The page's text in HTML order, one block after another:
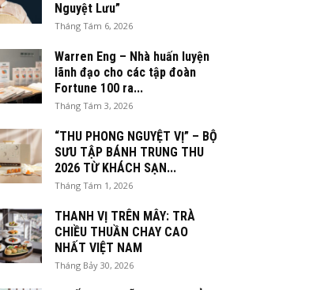
Nguyệt Lưu”
Tháng Tám 6, 2026
Warren Eng – Nhà huấn luyện
lãnh đạo cho các tập đoàn
Fortune 100 ra...
Tháng Tám 3, 2026
“THU PHONG NGUYỆT VỊ” – BỘ
SƯU TẬP BÁNH TRUNG THU
2026 TỪ KHÁCH SẠN...
Tháng Tám 1, 2026
THANH VỊ TRÊN MÂY: TRÀ
CHIỀU THUẦN CHAY CAO
NHẤT VIỆT NAM
Tháng Bảy 30, 2026